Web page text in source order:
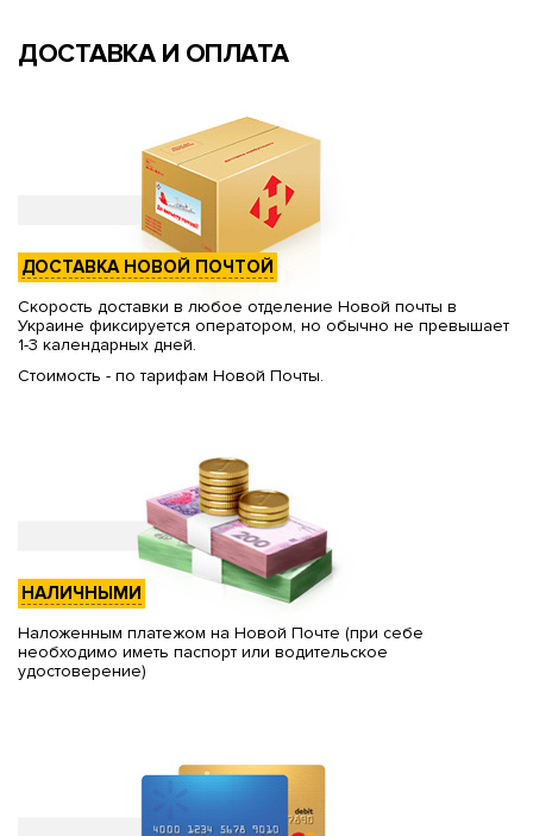
ДОСТАВКА И ОПЛАТА
ДОСТАВКА НОВОЙ ПОЧТОЙ
Скорость доставки в любое отделение Новой почты в
Украине фиксируется оператором, но обычно не превышает
1-3 календарных дней.
Стоимость - по тарифам Новой Почты.
НАЛИЧНЫМИ
Наложенным платежом на Новой Почте (при себе
необходимо иметь паспорт или водительское
удостоверение)